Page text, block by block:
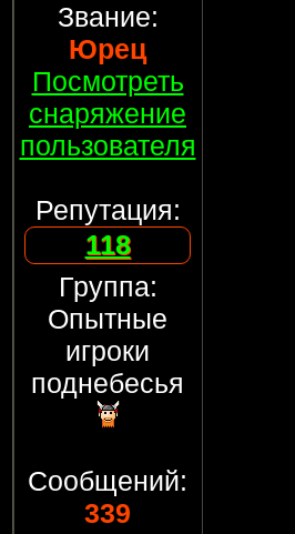
Звание:
Юрец
Посмотреть
снаряжение
пользователя
Репутация:
118
Группа:
Опытные
игроки
поднебесья
Сообщений:
339